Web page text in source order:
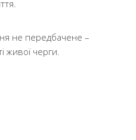
не передбачене –
живої черги.